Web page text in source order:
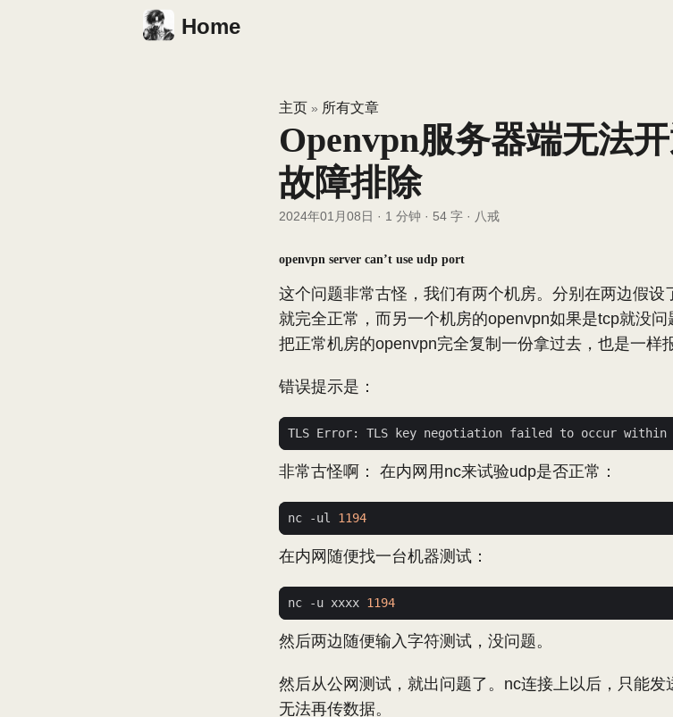
Home
主页 » 所有文章
Openvpn服务器端无法
故障排除
2024年01月08日 · 1 分钟 · 54 字 · 八戒
openvpn server can’t use udp port
这个问题非常古怪，我们有两个机房。分别在两边假
就完全正常，而另一个机房的openvpn如果是tcp就没问
把正常机房的openvpn完全复制一份拿过去，也是一样
错误提示是：
TLS Error: TLS key negotiation failed to occur within
非常古怪啊： 在内网用nc来试验udp是否正常：
nc -ul 1194
在内网随便找一台机器测试：
nc -u xxxx 1194
然后两边随便输入字符测试，没问题。
然后从公网测试，就出问题了。nc连接上以后，只能发
无法再传数据。